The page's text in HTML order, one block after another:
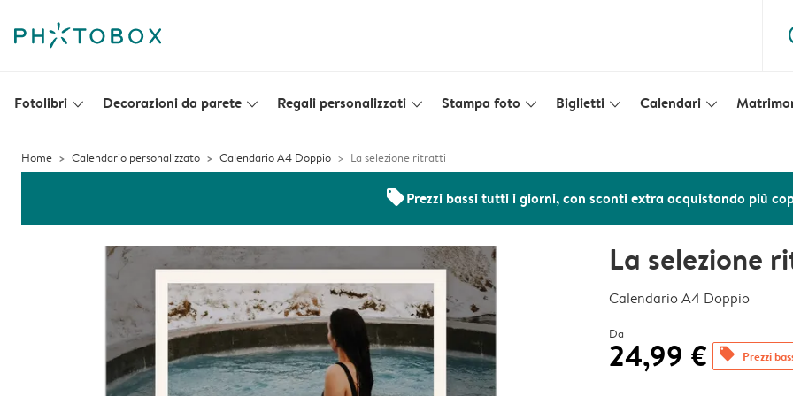
Fotolibri slim_arrow_down Decorazioni da parete slim_arrow_down Regali personalizzati slim_arrow_down Stampa foto slim_arrow_down Biglietti slim_arrow_down Calendari slim_arrow_down
Home Calendario personalizzato Calendario A4 Doppio La selezione ritratti
offersPrezzi bassi tutti i giorni, con sconti extra acquistando più
La selezione
Calendario A4 Doppio
Da
24,99 € offers Prezzi